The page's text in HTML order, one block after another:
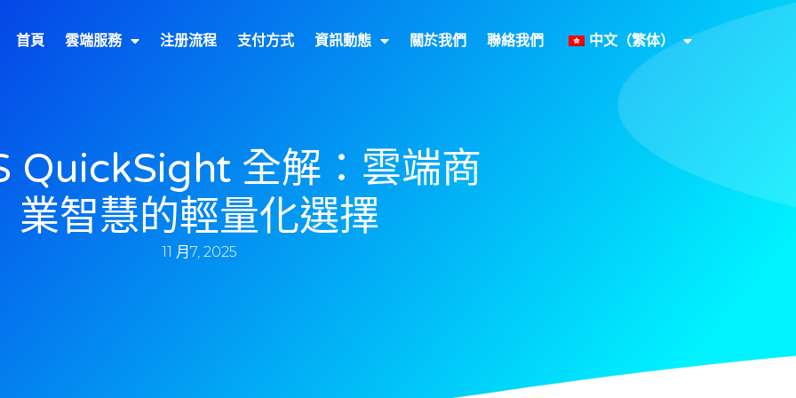
首頁 雲端服務 注册流程 支付方式 資訊動態 關於我們 聯絡我們 中文（繁体）
QuickSight 全解：雲端商
業智慧的輕量化選擇
11 月7, 2025